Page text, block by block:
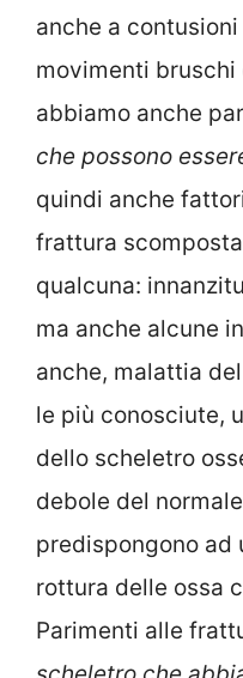
anche a
movimenti bruschi
abbiamo anche
che possono
quindi anche
frattura
qualcuna:
ma anche alcune
anche, malattia
le più conosciute,
dello scheletro
debole del
predispongono ad
rottura delle ossa
Parimenti alle